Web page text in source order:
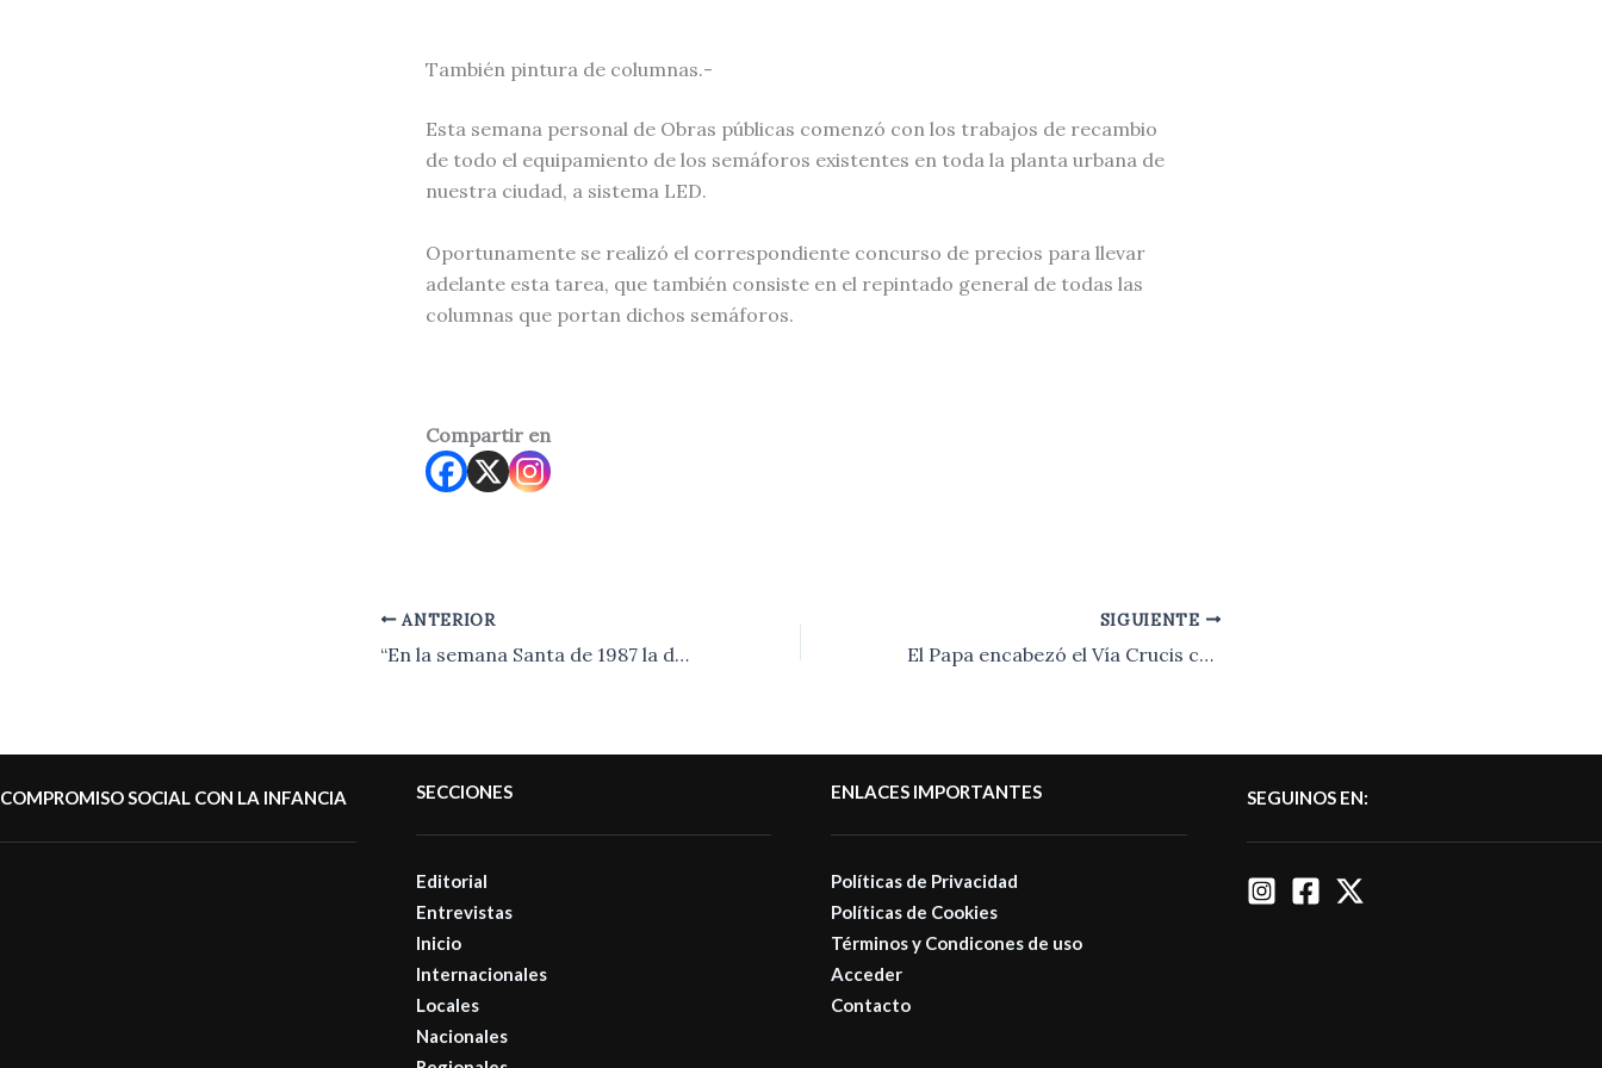
También pintura de columnas.-
Esta semana personal de Obras públicas comenzó con los trabajos de recambio
de todo el equipamiento de los semáforos existentes en toda la planta urbana de
nuestra ciudad, a sistema LED.
Oportunamente se realizó el correspondiente concurso de precios para llevar
adelante esta tarea, que también consiste en el repintado general de todas las
columnas que portan dichos semáforos.
Compartir en
ANTERIOR
“En la semana Santa de 1987 la democracia estuvo en peligro. El pueblo movilizado con Raúl Alfonsín a la cabeza y una dirigencia política opositora solidaria pudo salvarla», Carlos Gorosito.-
SIGUIENTE
El Papa encabezó el Vía Crucis con eje en el dolor del mundo.-
COMPROMISO SOCIAL CON LA INFANCIA SECCIONES
Editorial
Entrevistas
Inicio
Internacionales
Locales
Nacionales
ENLACES IMPORTANTES
Políticas de Privacidad
Políticas de Cookies
Términos y Condicones de uso
Acceder
Contacto
SEGUINOS EN: